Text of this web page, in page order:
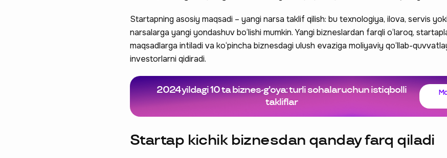
Startapning asosiy maqsadi – yangi narsa taklif qilish: bu texnologiya, ilova, servis
narsalarga yangi yondashuv bo‘lishi mumkin. Yangi bizneslardan farqli o‘laroq,
maqsadlarga intiladi va ko‘pincha biznesdagi ulush evaziga moliyaviy qo‘llab-
investorlarni qidiradi.
2024 yildagi 10 ta biznes-g'oya: turli sohalar uchun istiqbolli
takliflar
Startap kichik biznesdan qanday farq qiladi